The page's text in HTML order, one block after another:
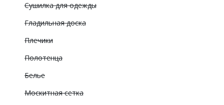
Сушилка для одежды
Гладильная доска
Плечики
Полотенца
Белье
Москитная сетка